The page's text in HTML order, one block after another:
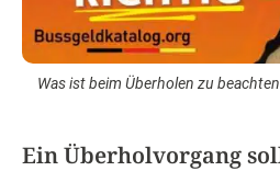
Was ist beim Überholen zu
Ein Überholvorgang